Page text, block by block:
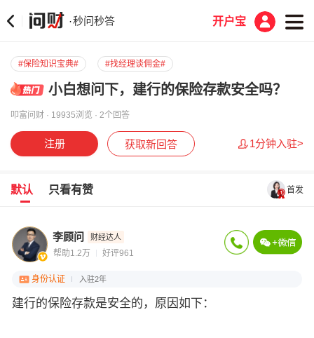
·秒问秒答 开户宝
#保险知识宝典# #找经理谈佣金#
小白想问下，建行的保险存款安全吗？
叩富问财 · 19935浏览 · 2个回答
注册 获取新回答 1分钟入驻>
默认 只看有赞 首发
李顾问 财经达人
帮助1.2万 好评961
身份认证 入驻2年
建行的保险存款是安全的，原因如下：